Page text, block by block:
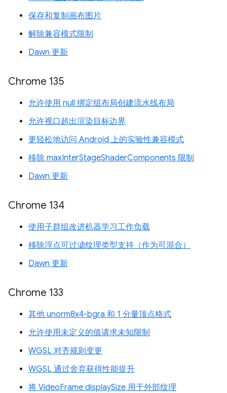
保存和复制画布图片
解除兼容模式限制
Dawn 更新
Chrome 135
允许使用 null 绑定组布局创建流水线布局
允许视口超出渲染目标边界
更轻松地访问 Android 上的实验性兼容模式
移除 maxInterStageShaderComponents 限制
Dawn 更新
Chrome 134
使用子群组改进机器学习工作负载
移除浮点可过滤纹理类型支持（作为可混合）
Dawn 更新
Chrome 133
其他 unorm8x4-bgra 和 1 分量顶点格式
允许使用未定义的值请求未知限制
WGSL 对齐规则变更
WGSL 通过舍弃获得性能提升
将 VideoFrame displaySize 用于外部纹理